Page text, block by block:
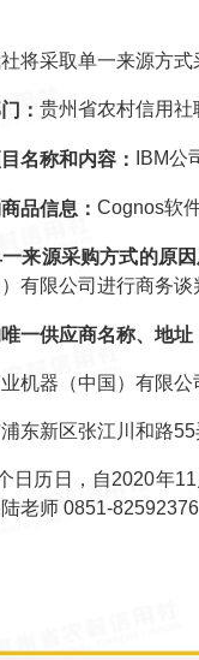
采取单一来源方式
： 贵州省农村信用社
称和内容： IBM公
品信息： Cognos软
源采购方式的原因
有限公司进行商务
供应商名称、地址
器（中国）有限公
新区张江川和路55
历日，自2020年11
老师 0851-